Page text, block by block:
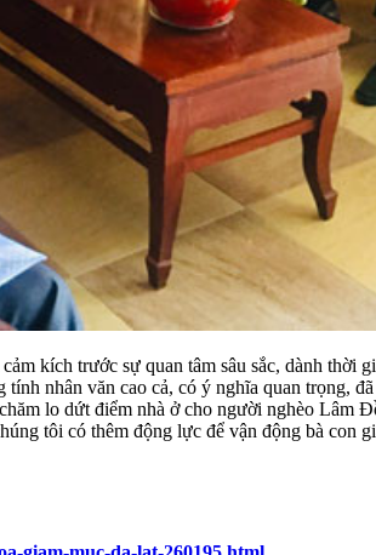
kích trước sự quan tâm sâu sắc, dành thời
nhân văn cao cả, có ý nghĩa quan trọng,
lo dứt điểm nhà ở cho người nghèo Lâm
tôi có thêm động lực để vận động bà con